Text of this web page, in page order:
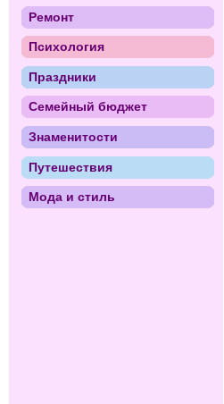
Ремонт
Психология
Праздники
Семейный бюджет
Знаменитости
Путешествия
Мода и стиль